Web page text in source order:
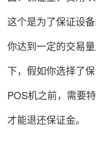
这个是为了保证设
你达到一定的交易
下，假如你选择了
POS机之前，需要
才能退还保证金。